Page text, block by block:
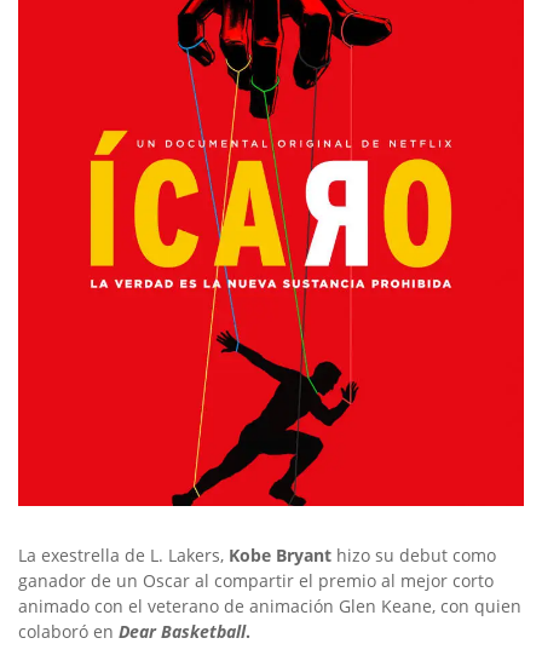
La exestrella de L. Lakers, Kobe Bryant hizo su debut como
ganador de un Oscar al compartir el premio al mejor corto
animado con el veterano de animación Glen Keane, con quien
colaboró ​​en Dear Basketball.